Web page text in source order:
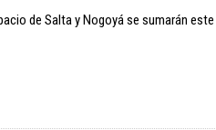
de Salta y Nogoyá se sumarán